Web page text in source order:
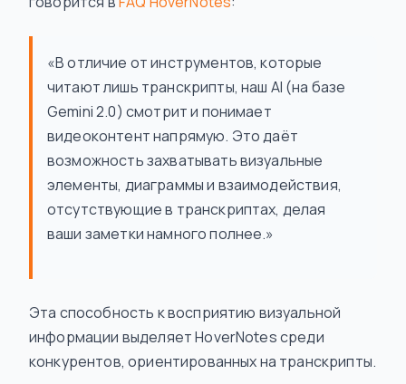
«В отличие от инструментов, которые
читают лишь транскрипты, наш AI (на базе
Gemini 2.0) смотрит и понимает
видеоконтент напрямую. Это даёт
возможность захватывать визуальные
элементы, диаграммы и взаимодействия,
отсутствующие в транскриптах, делая
ваши заметки намного полнее.»
Эта способность к восприятию визуальной
информации выделяет HoverNotes среди
конкурентов, ориентированных на транскрипты.